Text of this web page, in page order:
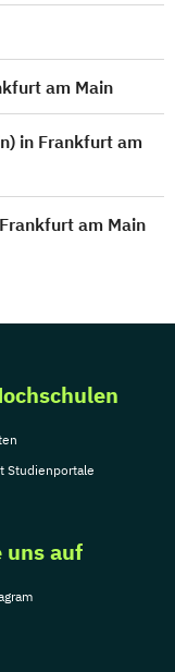
am Main
in Frankfurt am
am Main
Studienportale
uns auf